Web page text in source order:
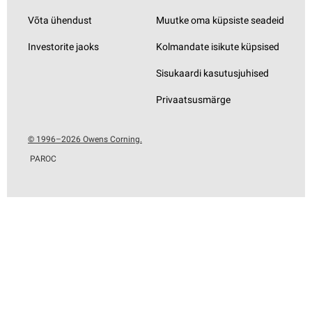
Võta ühendust
Investorite jaoks
Muutke oma küpsiste seadeid
Kolmandate isikute küpsised
Sisukaardi kasutusjuhised
Privaatsusmärge
© 1996–2026 Owens Corning.
PAROC